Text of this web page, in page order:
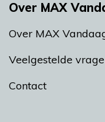
Over MAX
Over MAX
Veelgestelde
Contact